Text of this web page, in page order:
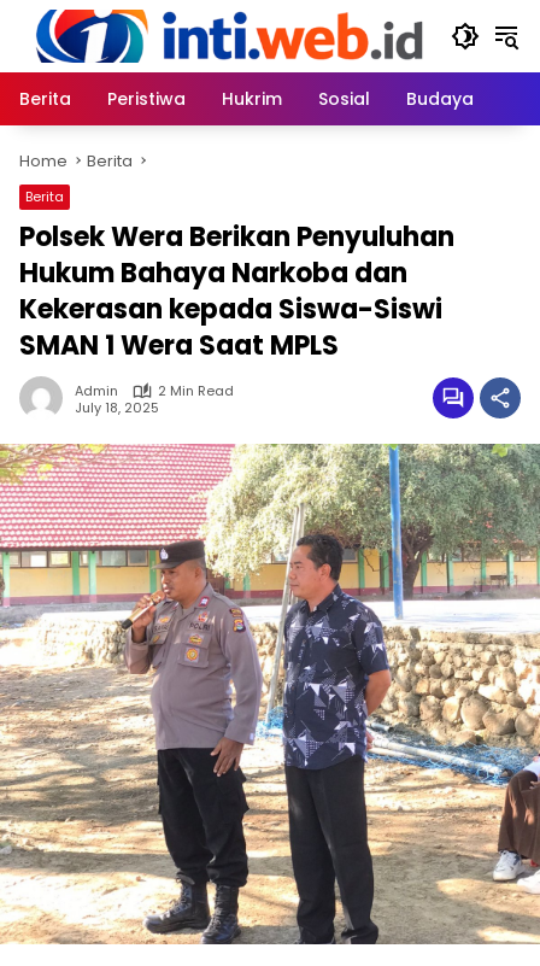
content
Berita
Peristiwa Hukrim Sosial Budaya
Home Berita
Berita
Polsek Wera Berikan Penyuluhan
Hukum Bahaya Narkoba dan
Kekerasan kepada Siswa-Siswi
SMAN 1 Wera Saat MPLS
Admin
2 Min Read
July 18, 2025